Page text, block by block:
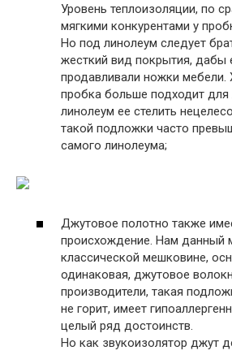
Уровень теплоизоляции, по
мягкими конкурентами у
Но под линолеум следует
жесткий вид покрытия, дабы
продавливали ножки мебели.
пробка больше подходит для
линолеум ее стелить
такой подложки часто
самого линолеума;
Джутовое полотно также
происхождение. Нам данный
классической мешковине,
одинаковая, джутовое
производители, такая
не горит, имеет
целый ряд достоинств.
Но как звукоизолятор джут